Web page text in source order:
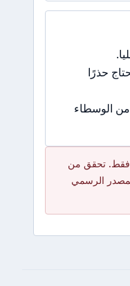
حذرًا
الوسطاء
فقط. تحقق من
الرسمي